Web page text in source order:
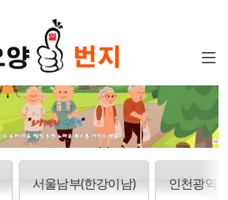
서울남부(한강이남) 인천광역시